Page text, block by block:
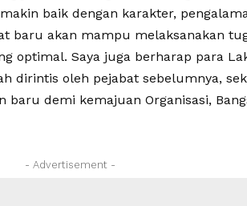
baik dengan karakter,
baru akan mampu melaksanakan
optimal. Saya juga berharap para
dirintis oleh pejabat sebelumnya,
baru demi kemajuan Organisasi,
- Advertisement -